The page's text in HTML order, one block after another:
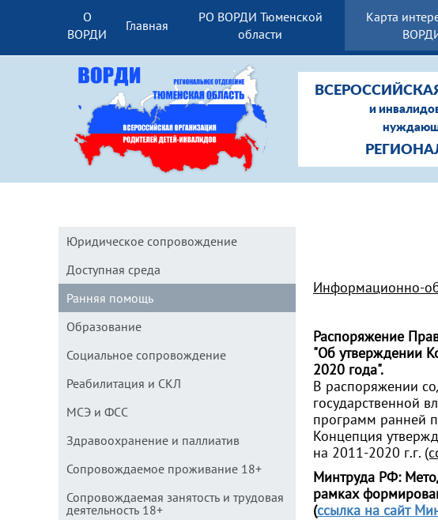
О
ВОРДИ
Главная
РО ВОРДИ Тюменской
области
Карта
и
Юридическое сопровождение
Доступная среда
Ранняя помощь
Образование
Социальное сопровождение
Реабилитация и СКЛ
МСЭ и ФСС
Здравоохранение и паллиатив
Сопровождаемое проживание 18+
Сопровождаемая занятость и трудовая
деятельность 18+
Информационно-
Распоряжение
"Об утверждении
2020 года".
В распоряжении
государственной
программ ранней
Концепция
на 2011-2020 г.г.
Минтруда РФ:
рамках
(ссылка на сайт